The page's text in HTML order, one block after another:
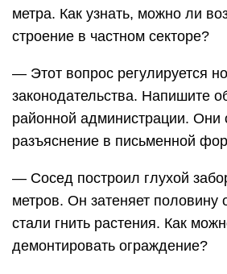
метра. Как узнать, можно ли
строение в частном секторе?
— Этот вопрос регулируется
законодательства. Напишите
районной администрации. Они
разъяснение в письменной
— Сосед построил глухой
метров. Он затеняет половину
стали гнить растения. Как
демонтировать ограждение?